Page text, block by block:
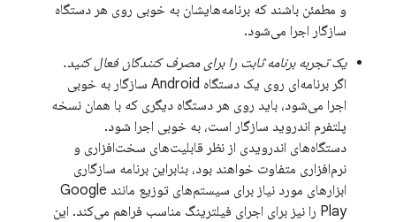
و مطمئن باشند که برنامه‌هایشان به خوبی روی هر دستگاه
سازگار اجرا می‌شود.
یک تجربه برنامه ثابت را برای مصرف کنندگان فعال کنید.
اگر برنامه‌ای روی یک دستگاه Android سازگار به خوبی
اجرا می‌شود، باید روی هر دستگاه دیگری که با همان نسخه
پلتفرم اندروید سازگار است، به خوبی اجرا شود.
دستگاه‌های اندرویدی از نظر قابلیت‌های سخت‌افزاری و
نرم‌افزاری متفاوت خواهند بود، بنابراین برنامه سازگاری
ابزارهای مورد نیاز برای سیستم‌های توزیع مانند Google
Play را نیز برای اجرای فیلترینگ مناسب فراهم می‌کند. این